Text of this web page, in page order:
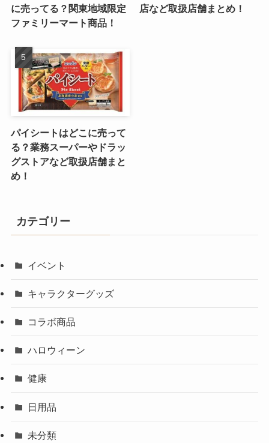
に売ってる？関東地域限定
ファミリーマート商品！
店など取扱店舗まとめ！
パイシートはどこに売って
る？業務スーパーやドラッ
グストアなど取扱店舗まと
め！
カテゴリー
イベント
キャラクターグッズ
コラボ商品
ハロウィーン
健康
日用品
未分類